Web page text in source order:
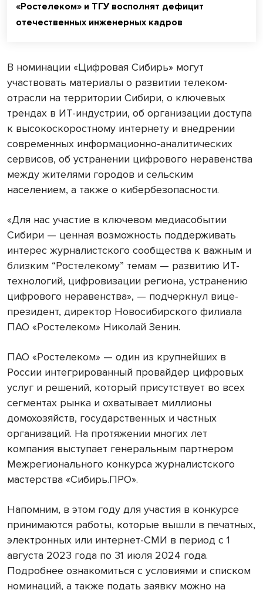
«Ростелеком» и ТГУ восполнят дефицит
отечественных инженерных кадров
В номинации «Цифровая Сибирь» могут
участвовать материалы о развитии телеком-
отрасли на территории Сибири, о ключевых
трендах в ИТ-индустрии, об организации доступа
к высокоскоростному интернету и внедрении
современных информационно-аналитических
сервисов, об устранении цифрового неравенства
между жителями городов и сельским
населением, а также о кибербезопасности.
«Для нас участие в ключевом медиасобытии
Сибири — ценная возможность поддерживать
интерес журналистского сообщества к важным и
близким “Ростелекому” темам — развитию ИТ-
технологий, цифровизации региона, устранению
цифрового неравенства», — подчеркнул вице-
президент, директор Новосибирского филиала
ПАО «Ростелеком» Николай Зенин.
ПАО «Ростелеком» — один из крупнейших в
России интегрированный провайдер цифровых
услуг и решений, который присутствует во всех
сегментах рынка и охватывает миллионы
домохозяйств, государственных и частных
организаций. На протяжении многих лет
компания выступает генеральным партнером
Межрегионального конкурса журналистского
мастерства «Сибирь.ПРО».
Напомним, в этом году для участия в конкурсе
принимаются работы, которые вышли в печатных,
электронных или интернет-СМИ в период с 1
августа 2023 года по 31 июля 2024 года.
Подробнее ознакомиться с условиями и списком
номинаций, а также подать заявку можно на